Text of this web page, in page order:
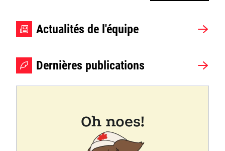
Ministère de la Culture
Rester informé
Actualités de l'équipe
Dernières publications